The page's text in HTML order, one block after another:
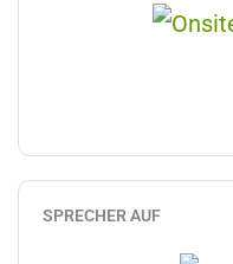
SPRECHER AUF